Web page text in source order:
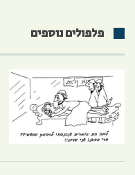
פלפולים נוספים